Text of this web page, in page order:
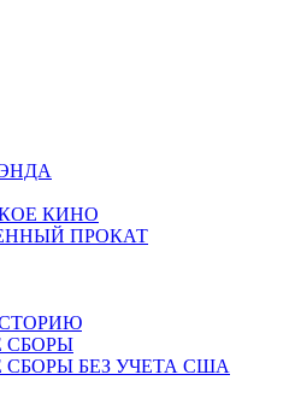
КИНО
ПРОКАТ
СБОРЫ
БЕЗ УЧЕТА США